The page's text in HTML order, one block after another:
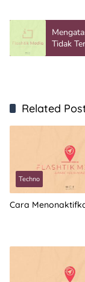
Tidak
Related
Techno
Cara